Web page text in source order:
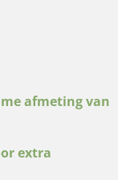
afmeting van
extra